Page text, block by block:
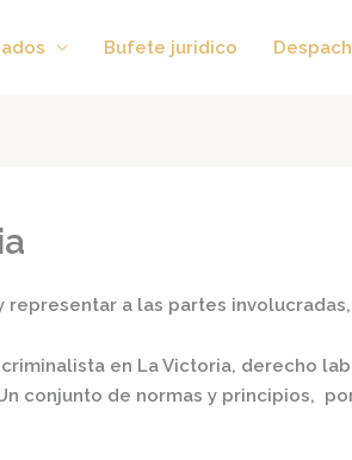
Bufete juridico
a las partes
en La Victoria, derecho
conjunto de normas y principios,